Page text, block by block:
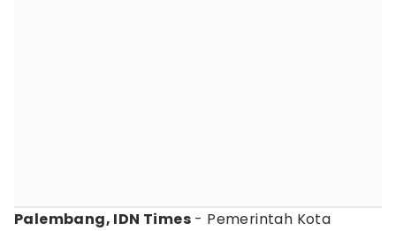
Palembang, IDN Times - Pemerintah Kota